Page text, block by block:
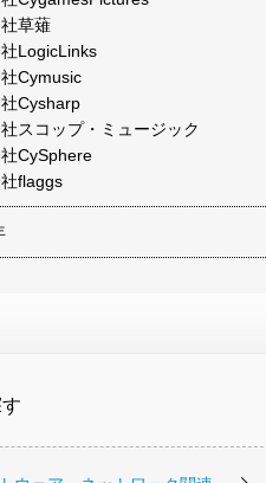
草薙
LogicLinks
Cymusic
Cysharp
スコップ・ミュージック
CySphere
flaggs